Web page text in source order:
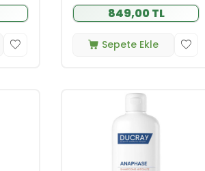
849,00 TL
Sepete Ekle